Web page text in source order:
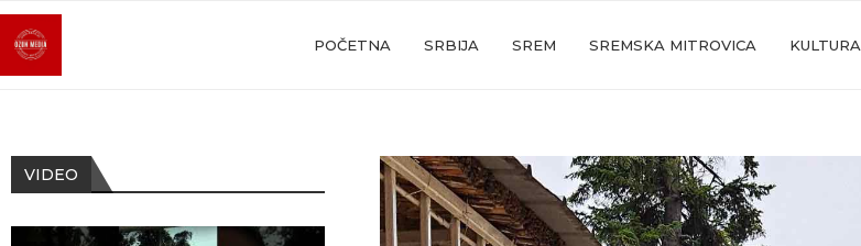
POČETNA SRBIJA SREM SREMSKA MITROVICA KULTURA
VIDEO